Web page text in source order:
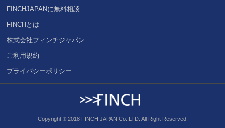
FINCHJAPANに無料相談
FINCHとは
株式会社フィンチジャパン
ご利用規約
プライバシーポリシー
Copyright ©2018 FINCH JAPAN Co.,LTD. All Right Reserved.